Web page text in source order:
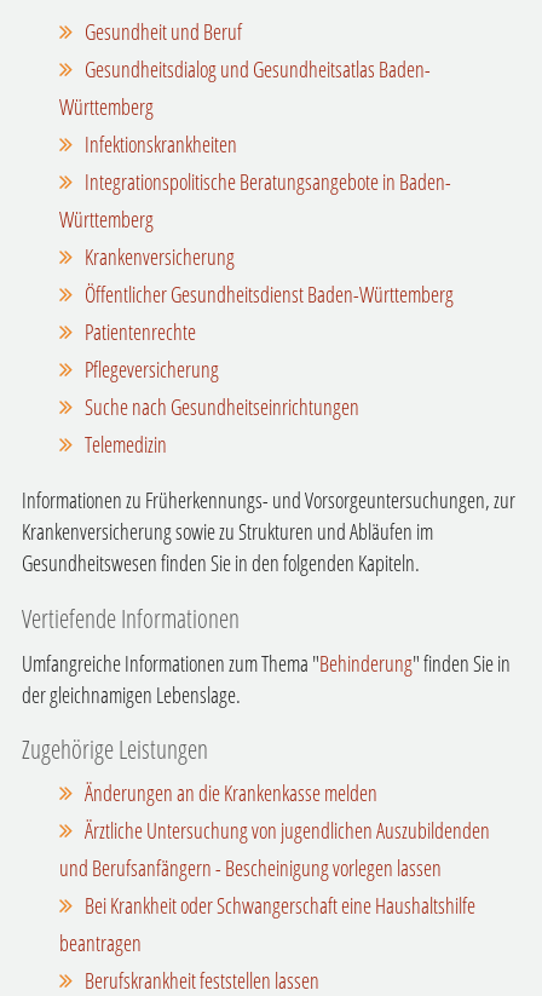
Gesundheit und Beruf
Gesundheitsdialog und Gesundheitsatlas Baden-
Württemberg
Infektionskrankheiten
Integrationspolitische Beratungsangebote in Baden-
Württemberg
Krankenversicherung
Öffentlicher Gesundheitsdienst Baden-Württemberg
Patientenrechte
Pflegeversicherung
Suche nach Gesundheitseinrichtungen
Telemedizin
Informationen zu Früherkennungs- und Vorsorgeuntersuchungen, zur
Krankenversicherung sowie zu Strukturen und Abläufen im
Gesundheitswesen finden Sie in den folgenden Kapiteln.
Vertiefende Informationen
Umfangreiche Informationen zum Thema "Behinderung" finden Sie in
der gleichnamigen Lebenslage.
Zugehörige Leistungen
Änderungen an die Krankenkasse melden
Ärztliche Untersuchung von jugendlichen Auszubildenden
und Berufsanfängern - Bescheinigung vorlegen lassen
Bei Krankheit oder Schwangerschaft eine Haushaltshilfe
beantragen
Berufskrankheit feststellen lassen